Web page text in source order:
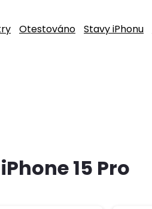
Otestováno Stavy iPhonu
15 Pro